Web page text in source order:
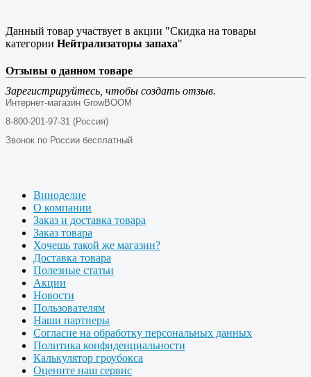
Данный товар участвует в акции "Скидка на товары
категории Нейтрализаторы запаха"
Отзывы о данном товаре
Зарегистрируйтесь, чтобы создать отзыв.
Интернет-магазин GrowBOOM
8-800-201-97-31 (Россия)
Звонок по России бесплатный
Виноделие
О компании
Заказ и доставка товара
Заказ товара
Хочешь такой же магазин?
Доставка товара
Полезные статьи
Акции
Новости
Пользователям
Наши партнеры
Согласие на обработку персональных данных
Политика конфиденциальности
Калькулятор гроубокса
Оцените наш сервис